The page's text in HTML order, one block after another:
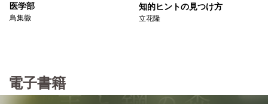
医学部
鳥集徹
知的ヒントの見つけ方
立花隆
電子書籍